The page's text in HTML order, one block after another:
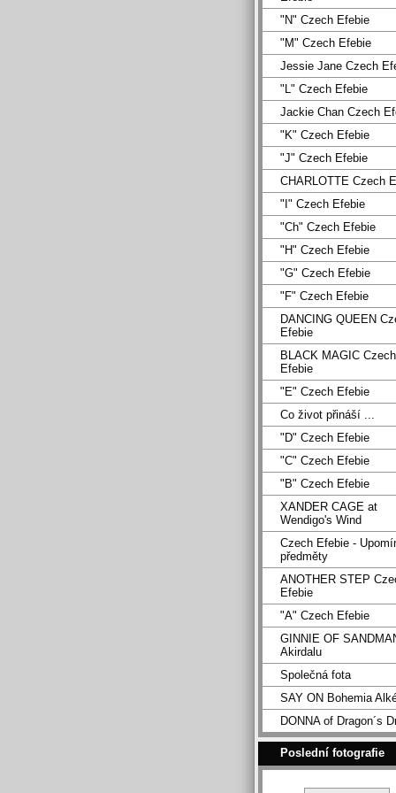
"N" Czech Efebie
"M" Czech Efebie
Jessie Jane Czech
"L" Czech Efebie
Jackie Chan Czech
"K" Czech Efebie
"J" Czech Efebie
CHARLOTTE Czech
"I" Czech Efebie
"Ch" Czech Efebie
"H" Czech Efebie
"G" Czech Efebie
"F" Czech Efebie
DANCING QUEEN
Efebie
BLACK MAGIC Czech
Efebie
"E" Czech Efebie
Co život přináší ...
"D" Czech Efebie
"C" Czech Efebie
"B" Czech Efebie
XANDER CAGE at
Wendigo's Wind
Czech Efebie -
předměty
ANOTHER STEP
Efebie
"A" Czech Efebie
GINNIE OF
Akirdalu
Společná fota
SAY ON Bohemia
DONNA of Dragon´s
Poslední fotografie